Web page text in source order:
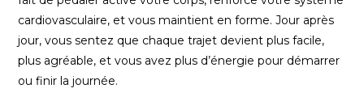
cardiovasculaire, et vous maintient en forme. Jour après
jour, vous sentez que chaque trajet devient plus facile,
plus agréable, et vous avez plus d’énergie pour démarrer
ou finir la journée.